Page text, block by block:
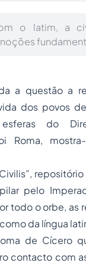
o latim, a
a questão a
dos povos
do
Roma,
pelo
todo o orbe, as
da língua
de Cícero
contacto com